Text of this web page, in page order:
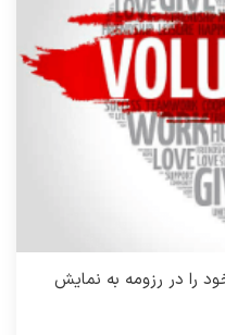
را در رزومه به نمایش